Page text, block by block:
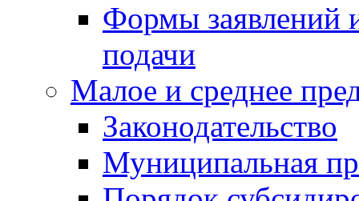
Формы заявлений
подачи
Малое и среднее
Законодательство
Муниципальная